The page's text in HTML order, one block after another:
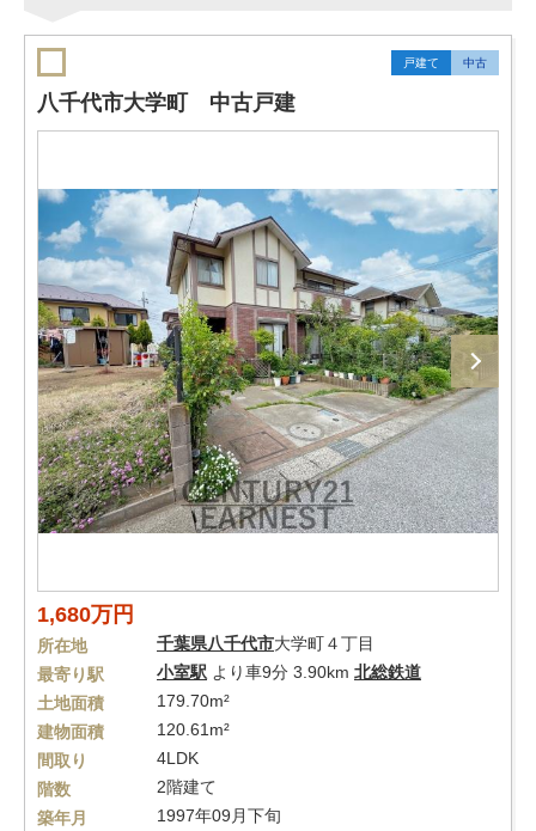
戸建て 中古
八千代市大学町 中古戸建
1,680万円
所在地 千葉県八千代市大学町４丁目
最寄り駅
小室駅 より車9分 3.90km 北総鉄道
土地面積
179.70m²
建物面積
120.61m²
間取り
4LDK
階数
2階建て
築年月
1997年09月下旬